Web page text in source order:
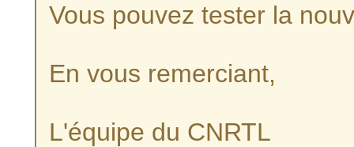
Vous pouvez tester la
En vous remerciant,
L'équipe du CNRTL